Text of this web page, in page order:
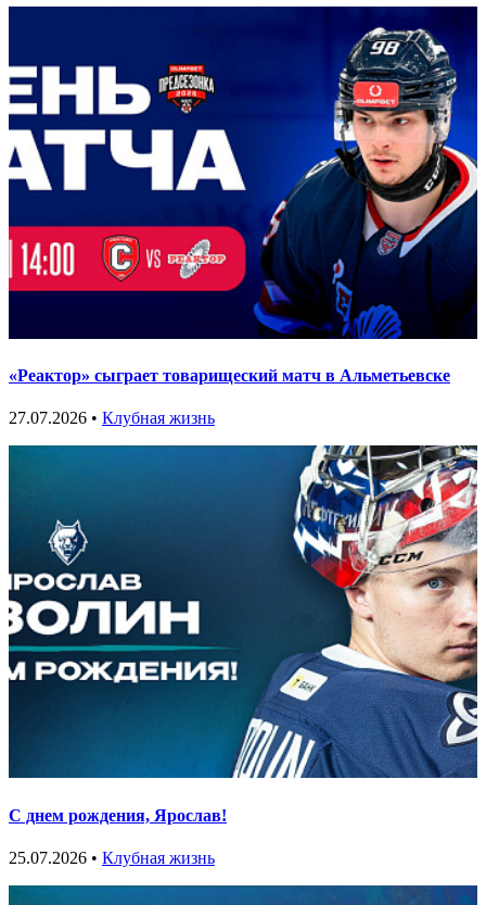
«Реактор» сыграет товарищеский матч в Альметьевске
27.07.2026 • Клубная жизнь
С днем рождения, Ярослав!
25.07.2026 • Клубная жизнь